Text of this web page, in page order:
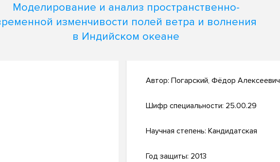
Моделирование и анализ пространственно-
изменчивости полей ветра и волнения
в Индийском океане
Автор: Погарский, Фёдор Алексеевич
Шифр специальности: 25.00.29
Научная степень: Кандидатская
Год защиты: 2013